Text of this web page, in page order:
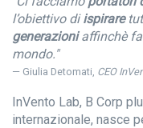
l’obiettivo diispirare
generazioniaffinchè
mondo."
Giulia Detomati, CEO
InVento Lab, B Corp
internazionale, nasce